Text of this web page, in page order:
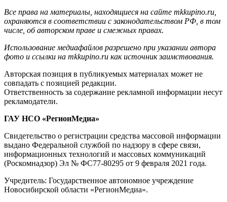
Все права на материалы, находящиеся на сайте mkkupino.ru,
охраняются в соответствии с законодательством РФ, в том
числе, об авторском праве и смежных правах.
Использование медиафайлов разрешено при указании автора
фото и ссылки на mkkupino.ru как источник заимствования.
Авторская позиция в публикуемых материалах может не
совпадать с позицией редакции.
Ответственность за содержание рекламной информации несут
рекламодатели.
ГАУ НСО «РегионМедиа»
Свидетельство о регистрации средства массовой информации
выдано Федеральной службой по надзору в сфере связи,
информационных технологий и массовых коммуникаций
(Роскомнадзор) Эл № ФС77-80295 от 9 февраля 2021 года.
Учредитель: Государственное автономное учреждение
Новосибирской области «РегионМедиа».